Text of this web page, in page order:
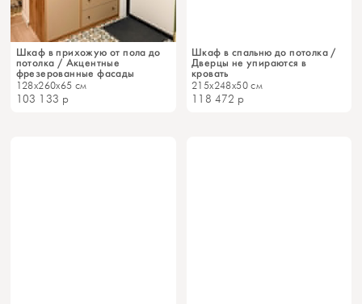
Шкаф в прихожую от пола до
потолка / Акцентные
фрезерованные фасады
128x260x65 см
103 133 р
Шкаф в спальню до потолка /
Дверцы не упираются в
кровать
215x248x50 см
118 472 р